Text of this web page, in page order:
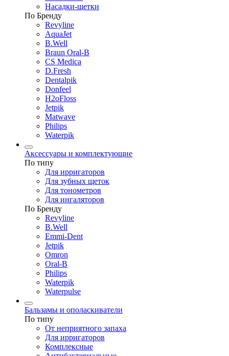
Насадки-щетки
По Бренду
Revyline
AquaJet
B.Well
Braun Oral-B
CS Medica
D.Fresh
Dentalpik
Donfeel
H2oFloss
Jetpik
Matwave
Philips
Waterpik
Аксессуары и комплектующие
По типу
Для ирригаторов
Для зубных щеток
Для тонометров
Для ингаляторов
По Бренду
Revyline
B.Well
Emmi-Dent
Jetpik
Omron
Oral-B
Philips
Waterpik
Waterpulse
Бальзамы и ополаскиватели
По типу
От неприятного запаха
Для ирригаторов
Комплексные